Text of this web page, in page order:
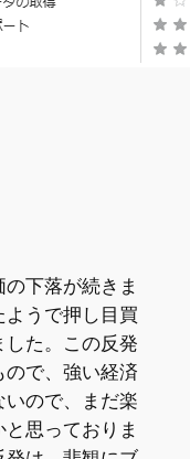
下落が続きま
ようで押し目買
た。この反発
で、強い経済
ので、まだ楽
思っておりま